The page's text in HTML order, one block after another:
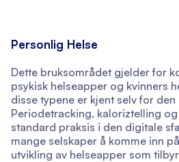
Personlig Helse
Dette bruksområdet gjelder for
psykisk helseapper og kvinners
disse typene er kjent selv for den
Periodetracking, kaloriztelling
standard praksis i den digitale
mange selskaper å komme inn
utvikling av helseapper som